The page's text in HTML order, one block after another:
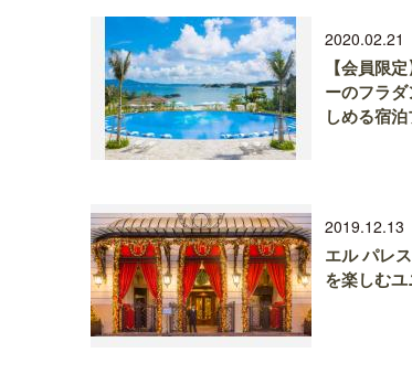
2020.02.21
【会員限
ーのフラ
しめる宿
2019.12.13
エル パレ
を楽しむ